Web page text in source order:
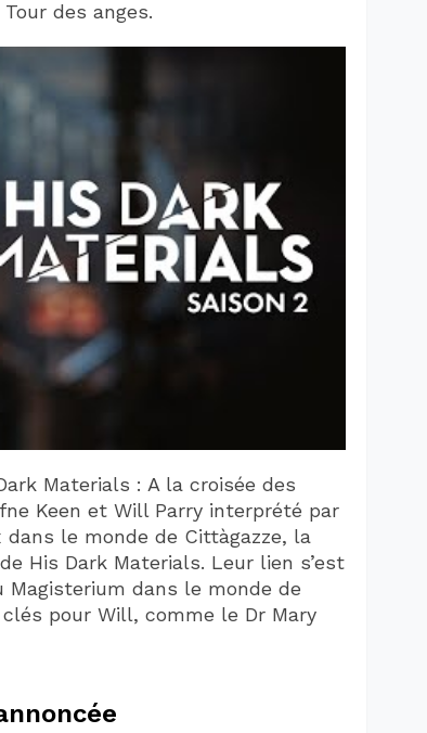
des anges.
Materials : A la croisée des
Keen et Will Parry interprété par
le monde de Cittàgazze, la
His Dark Materials. Leur lien s’est
dans le monde de
pour Will, comme le Dr Mary